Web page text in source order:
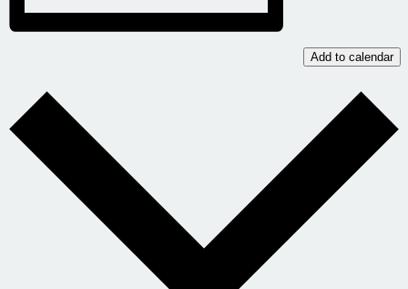
Add to calendar